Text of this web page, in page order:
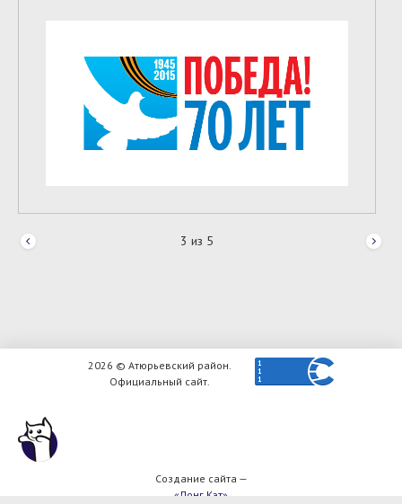
3 из 5
2026 © Атюрьевский район.
Официальный сайт.
Создание сайта —
«Лонг Кэт»